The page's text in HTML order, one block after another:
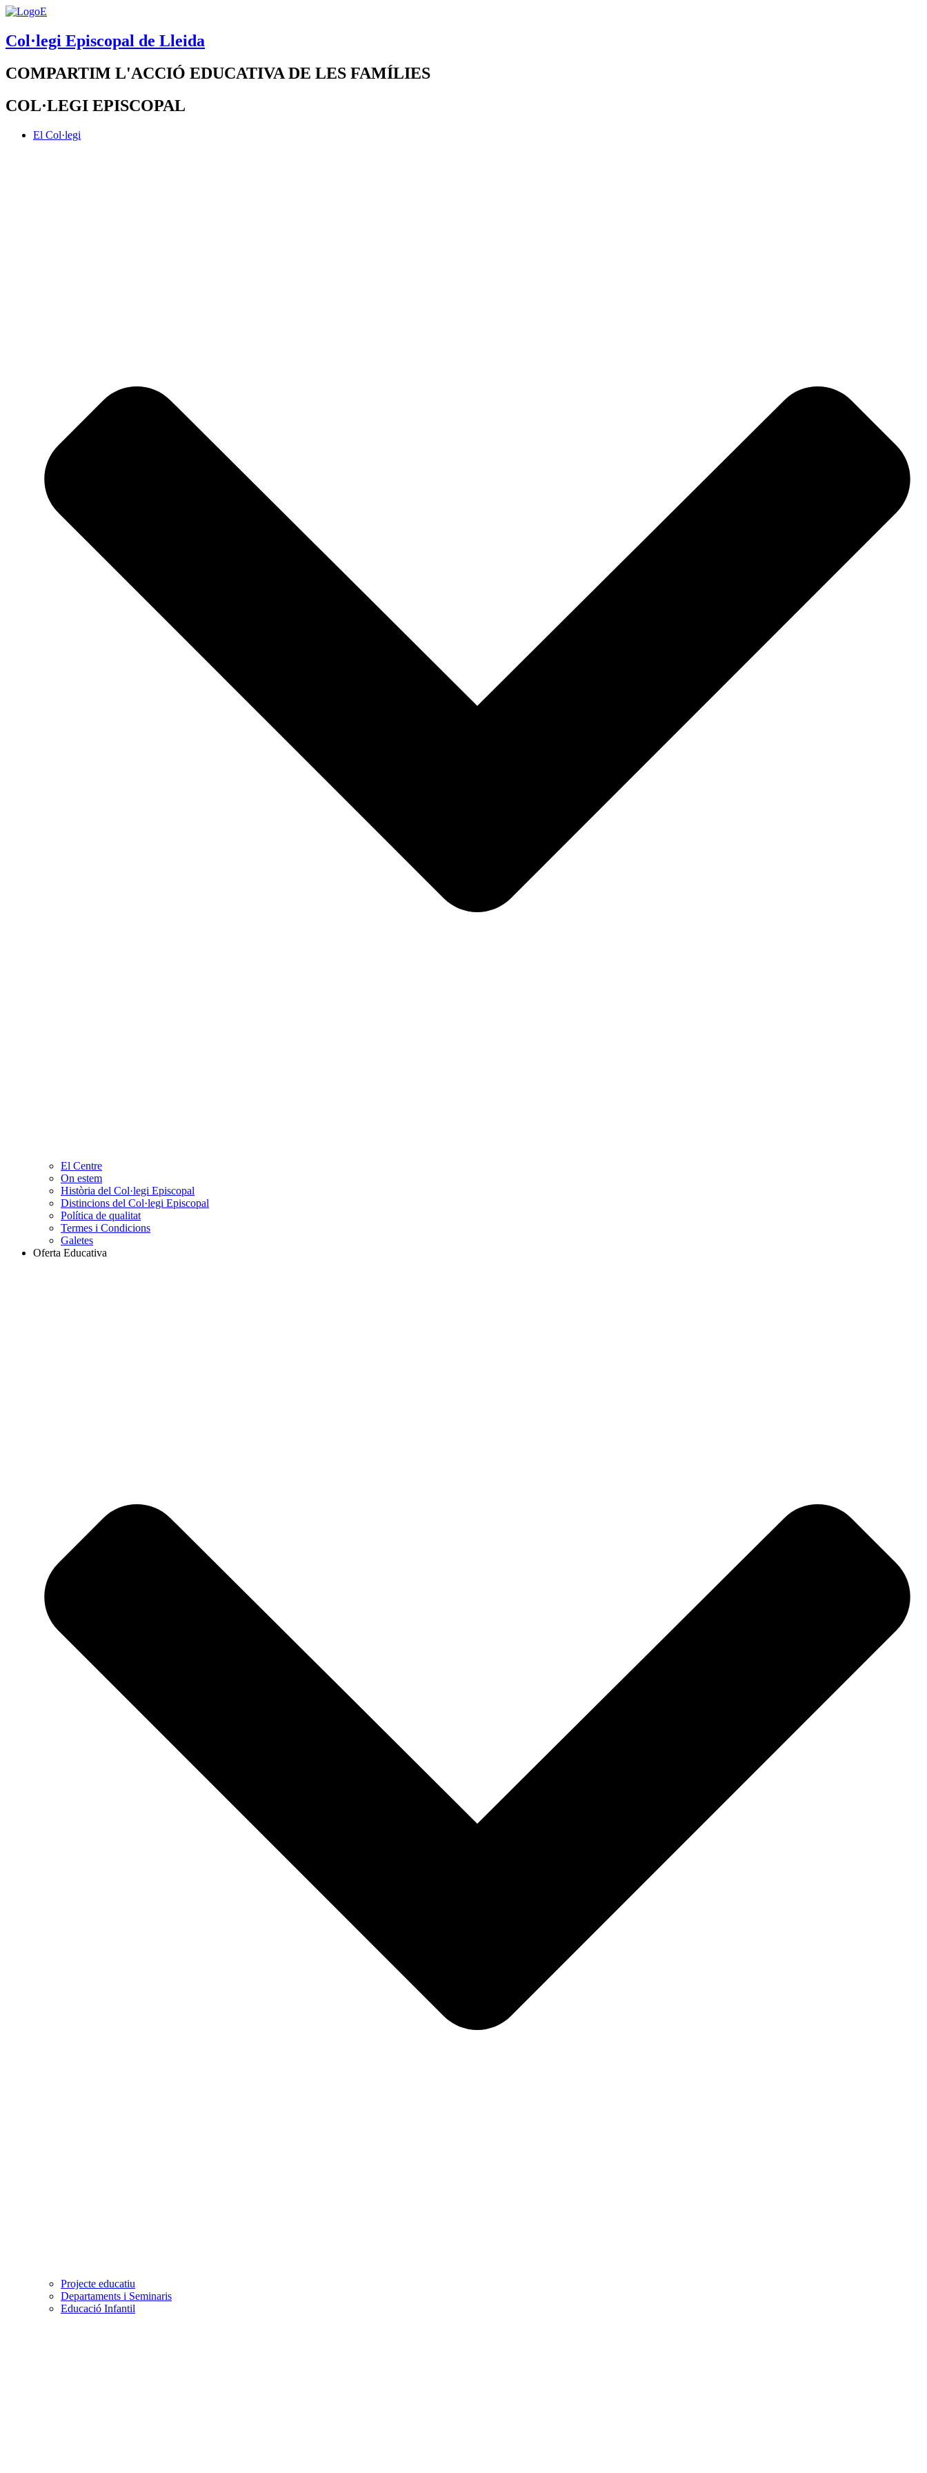
Col·legi Episcopal de Lleida
COMPARTIM L'ACCIÓ EDUCATIVA DE LES FAMÍLIES
COL·LEGI EPISCOPAL
El Col·legi
El Centre
On estem
Història del Col·legi Episcopal
Distincions del Col·legi Episcopal
Política de qualitat
Termes i Condicions
Galetes
Oferta Educativa
Projecte educatiu
Departaments i Seminaris
Educació Infantil